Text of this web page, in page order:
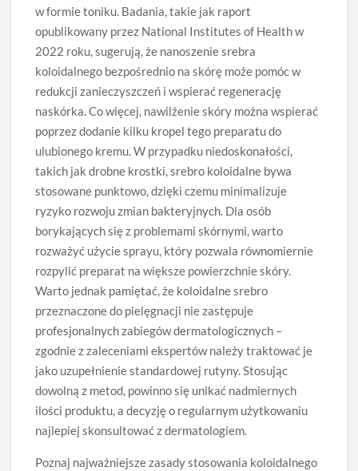
w formie toniku. Badania, takie jak raport
opublikowany przez National Institutes of Health w
2022 roku, sugerują, że nanoszenie srebra
koloidalnego bezpośrednio na skórę może pomóc w
redukcji zanieczyszczeń i wspierać regenerację
naskórka. Co więcej, nawilżenie skóry można wspierać
poprzez dodanie kilku kropel tego preparatu do
ulubionego kremu. W przypadku niedoskonałości,
takich jak drobne krostki, srebro koloidalne bywa
stosowane punktowo, dzięki czemu minimalizuje
ryzyko rozwoju zmian bakteryjnych. Dla osób
borykających się z problemami skórnymi, warto
rozważyć użycie sprayu, który pozwala równomiernie
rozpylić preparat na większe powierzchnie skóry.
Warto jednak pamiętać, że koloidalne srebro
przeznaczone do pielęgnacji nie zastępuje
profesjonalnych zabiegów dermatologicznych –
zgodnie z zaleceniami ekspertów należy traktować je
jako uzupełnienie standardowej rutyny. Stosując
dowolną z metod, powinno się unikać nadmiernych
ilości produktu, a decyzję o regularnym użytkowaniu
najlepiej skonsultować z dermatologiem.
Poznaj najważniejsze zasady stosowania koloidalnego